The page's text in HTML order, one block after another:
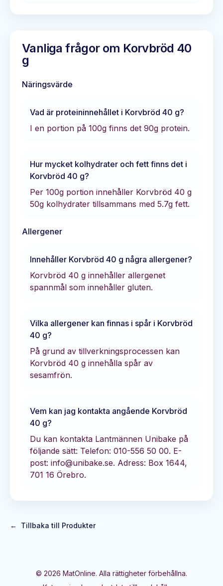
Vanliga frågor om Korvbröd 40
g
Näringsvärde
Vad är proteininnehållet i Korvbröd 40 g?
I en portion på 100g finns det 90g protein.
Hur mycket kolhydrater och fett finns det i
Korvbröd 40 g?
Per 100g portion innehåller Korvbröd 40 g
50g kolhydrater tillsammans med 5.7g fett.
Allergener
Innehåller Korvbröd 40 g några allergener?
Korvbröd 40 g innehåller allergenet
spannmål som innehåller gluten.
Vilka allergener kan finnas i spår i Korvbröd
40 g?
På grund av tillverkningsprocessen kan
Korvbröd 40 g innehålla spår av
sesamfrön.
Vem kan jag kontakta angående Korvbröd
40 g?
Du kan kontakta Lantmännen Unibake på
följande sätt: Telefon: 010-556 50 00. E-
post: info@unibake.se. Adress: Box 1644,
701 16 Örebro.
← Tillbaka till Produkter
© 2026 MatOnline. Alla rättigheter förbehållna.